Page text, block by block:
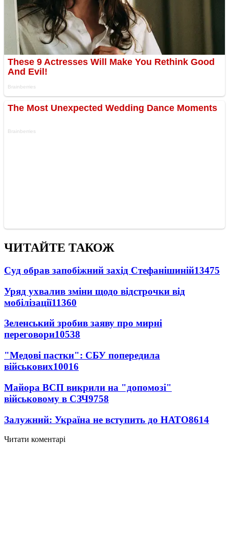
ЧИТАЙТЕ ТАКОЖ
Суд обрав запобіжний захід Стефанішиній13475
Уряд ухвалив зміни щодо відстрочки від
мобілізації11360
Зеленський зробив заяву про мирні
переговори10538
"Медові пастки": СБУ попередила
військових10016
Майора ВСП викрили на "допомозі"
військовому в СЗЧ9758
Залужний: Україна не вступить до НАТО8614
Читати коментарі